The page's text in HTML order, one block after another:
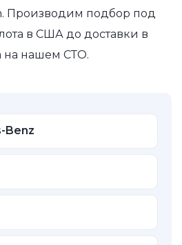
Производим подбор под
в США до доставки в
на нашем СТО.
Benz